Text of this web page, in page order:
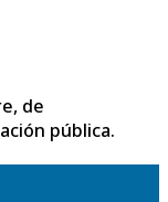
de
pública.